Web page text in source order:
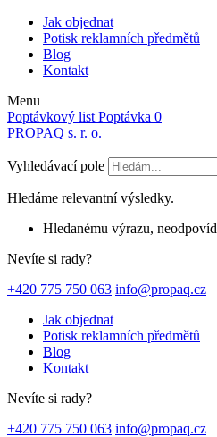
Jak objednat
Potisk reklamních předmětů
Blog
Kontakt
Menu
Poptávkový list Poptávka 0
PROPAQ s. r. o.
Vyhledávací pole
Hledáme relevantní výsledky.
Hledanému výrazu,
Nevíte si rady?
+420 775 750 063 info@propaq.cz
Jak objednat
Potisk reklamních předmětů
Blog
Kontakt
Nevíte si rady?
+420 775 750 063 info@propaq.cz